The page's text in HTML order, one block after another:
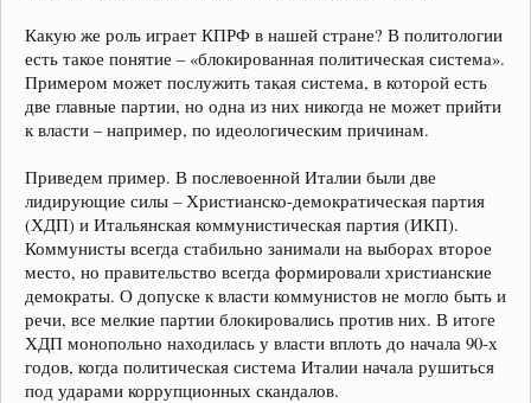
Какую же роль играет КПРФ в нашей стране? В политологии
есть такое понятие – «блокированная политическая система».
Примером может послужить такая система, в которой есть
две главные партии, но одна из них никогда не может прийти
к власти – например, по идеологическим причинам.
Приведем пример. В послевоенной Италии были две
лидирующие силы – Христианско-демократическая партия
(ХДП) и Итальянская коммунистическая партия (ИКП).
Коммунисты всегда стабильно занимали на выборах второе
место, но правительство всегда формировали христианские
демократы. О допуске к власти коммунистов не могло быть и
речи, все мелкие партии блокировались против них. В итоге
ХДП монопольно находилась у власти вплоть до начала 90-х
годов, когда политическая система Италии начала рушиться
под ударами коррупционных скандалов.